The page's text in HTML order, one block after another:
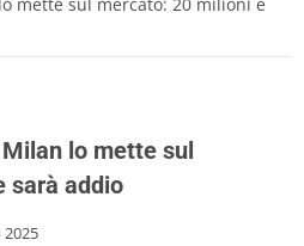
mette sul mercato: 20 milioni e
lo mette sul
sarà addio
2025